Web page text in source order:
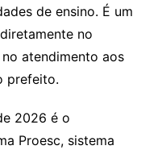
de ensino. É um
no
atendimento aos
prefeito.
2026 é o
Proesc, sistema